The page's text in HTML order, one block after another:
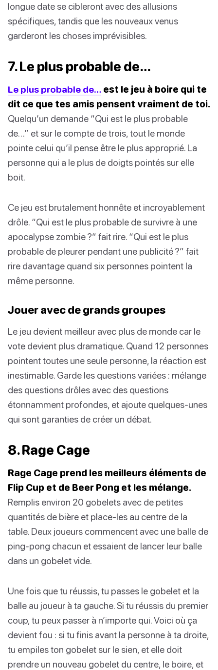
longue date se cibleront avec des allusions
spécifiques, tandis que les nouveaux venus
garderont les choses imprévisibles.
7. Le plus probable de…
Le plus probable de… est le jeu à boire qui te
dit ce que tes amis pensent vraiment de toi.
Quelqu’un demande “Qui est le plus probable
de…” et sur le compte de trois, tout le monde
pointe celui qu’il pense être le plus approprié. La
personne qui a le plus de doigts pointés sur elle
boit.
Ce jeu est brutalement honnête et incroyablement
drôle. “Qui est le plus probable de survivre à une
apocalypse zombie ?” fait rire. “Qui est le plus
probable de pleurer pendant une publicité ?” fait
rire davantage quand six personnes pointent la
même personne.
Jouer avec de grands groupes
Le jeu devient meilleur avec plus de monde car le
vote devient plus dramatique. Quand 12 personnes
pointent toutes une seule personne, la réaction est
inestimable. Garde les questions variées : mélange
des questions drôles avec des questions
étonnamment profondes, et ajoute quelques-unes
qui sont garanties de créer un débat.
8. Rage Cage
Rage Cage prend les meilleurs éléments de
Flip Cup et de Beer Pong et les mélange.
Remplis environ 20 gobelets avec de petites
quantités de bière et place-les au centre de la
table. Deux joueurs commencent avec une balle de
ping-pong chacun et essaient de lancer leur balle
dans un gobelet vide.
Une fois que tu réussis, tu passes le gobelet et la
balle au joueur à ta gauche. Si tu réussis du premier
coup, tu peux passer à n’importe qui. Voici où ça
devient fou : si tu finis avant la personne à ta droite,
tu empiles ton gobelet sur le sien, et elle doit
prendre un nouveau gobelet du centre, le boire, et